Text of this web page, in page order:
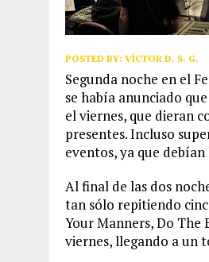
POSTED BY: VÍCTOR D. S. G.
Segunda noche en el
se había anunciado
el viernes, que dieran
presentes. Incluso
eventos, ya que
Al final de las dos
tan sólo repitiendo
Your Manners, Do The
viernes, llegando a un